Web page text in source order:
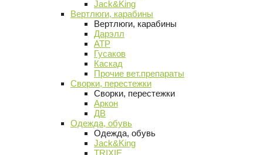
Jack&King
Вертлюги, карабины
Вертлюги, карабины
Дарэлл
АТР
Гусаков
Каскад
Прочие вет.препараты
Сворки, перестежки
Сворки, перестежки
Аркон
ДВ
Одежда, обувь
Одежда, обувь
Jack&King
TRIXIE